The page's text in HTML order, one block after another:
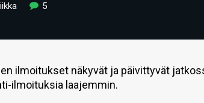
5
ilmoitukset näkyvät ja päivittyvät
ilmoituksia laajemmin.